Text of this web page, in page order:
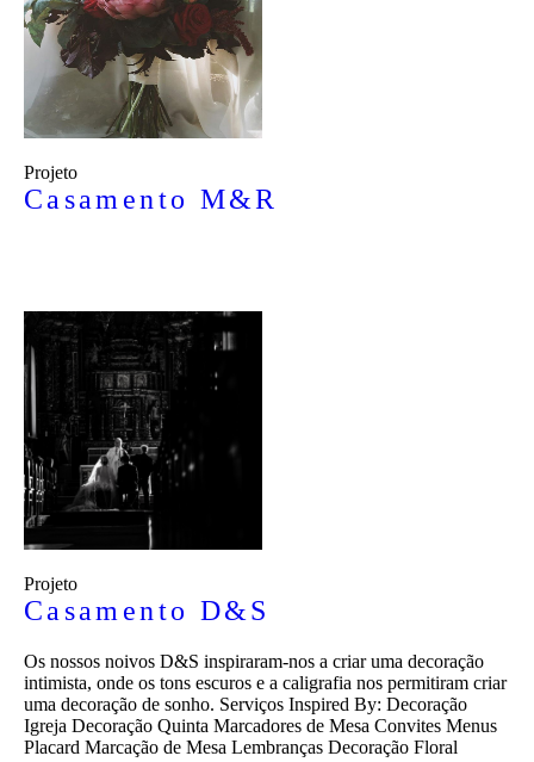
Projeto
Casamento M&R
Projeto
Casamento D&S
Os nossos noivos D&S inspiraram-nos a criar uma decoração
intimista, onde os tons escuros e a caligrafia nos permitiram criar
uma decoração de sonho. Serviços Inspired By: Decoração
Igreja Decoração Quinta Marcadores de Mesa Convites Menus
Placard Marcação de Mesa Lembranças Decoração Floral